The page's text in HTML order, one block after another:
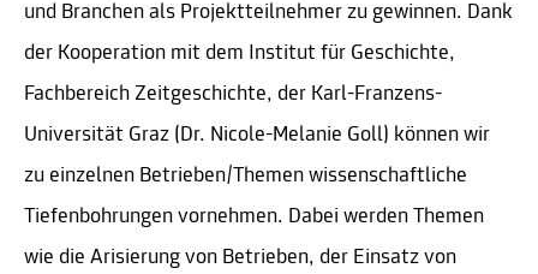
und Branchen als Projektteilnehmer zu gewinnen. Dank
der Kooperation mit dem Institut für Geschichte,
Fachbereich Zeitgeschichte, der Karl-Franzens-
Universität Graz (Dr. Nicole-Melanie Goll) können wir
zu einzelnen Betrieben/Themen wissenschaftliche
Tiefenbohrungen vornehmen. Dabei werden Themen
wie die Arisierung von Betrieben, der Einsatz von